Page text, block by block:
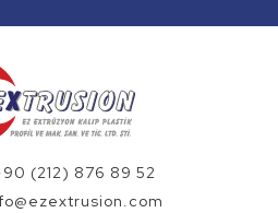
(212) 876 89 52